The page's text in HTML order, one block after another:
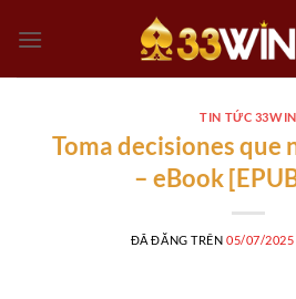
đến
TIN TỨC 33WIN
Toma decisiones que
– eBook
ĐÃ ĐĂNG TRÊN05/07/2025